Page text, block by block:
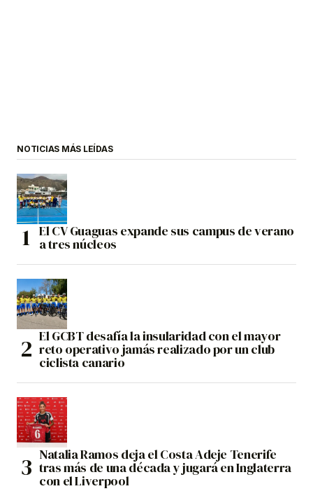
NOTICIAS MÁS LEÍDAS
El CV Guaguas expande sus campus de verano
a tres núcleos
El GCBT desafía la insularidad con el mayor
reto operativo jamás realizado por un club
ciclista canario
Natalia Ramos deja el Costa Adeje Tenerife
tras más de una década y jugará en Inglaterra
con el Liverpool